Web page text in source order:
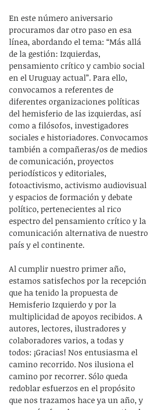
En este número aniversario
procuramos dar otro paso en esa
línea, abordando el tema: “Más allá
de la gestión: Izquierdas,
pensamiento crítico y cambio social
en el Uruguay actual”. Para ello,
convocamos a referentes de
diferentes organizaciones políticas
del hemisferio de las izquierdas, así
como a filósofos, investigadores
sociales e historiadores. Convocamos
también a compañeras/os de medios
de comunicación, proyectos
periodísticos y editoriales,
fotoactivismo, activismo audiovisual
y espacios de formación y debate
político, pertenecientes al rico
espectro del pensamiento crítico y la
comunicación alternativa de nuestro
país y el continente.
Al cumplir nuestro primer año,
estamos satisfechos por la recepción
que ha tenido la propuesta de
Hemisferio Izquierdo y por la
multiplicidad de apoyos recibidos. A
autores, lectores, ilustradores y
colaboradores varios, a todas y
todos: ¡Gracias! Nos entusiasma el
camino recorrido. Nos ilusiona el
camino por recorrer. Sólo queda
redoblar esfuerzos en el propósito
que nos trazamos hace ya un año, y